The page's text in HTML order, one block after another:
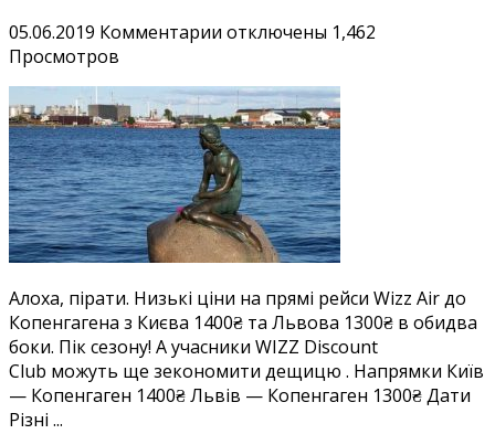
05.06.2019 Комментарии к
в
Копенгагені:
дешеві
квитки
зі
Львова
1300₴,
Києва
1400₴
отключены 1,462
Просмотров
Алоха, пірати. Низькі ціни на прямі рейси Wizz Air до
Копенгагена з Києва 1400₴ та Львова 1300₴ в обидва
боки. Пік сезону! А учасники WIZZ Discount
Club можуть ще зекономити дещицю . Напрямки Київ
— Копенгаген 1400₴ Львів — Копенгаген 1300₴ Дати
Різні ...